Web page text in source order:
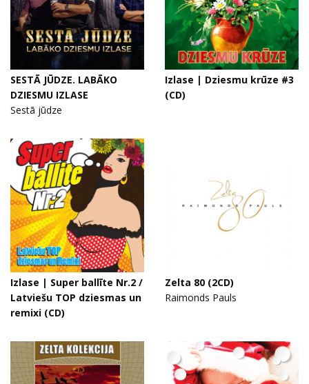
SESTĀ JŪDZE. LABĀKO
DZIESMU IZLASE
Sestā jūdze
Izlase | Dziesmu krūze #3
(CD)
Izlase | Super ballīte Nr.2 /
Latviešu TOP dziesmas un
remixi (CD)
Zelta 80 (2CD)
Raimonds Pauls